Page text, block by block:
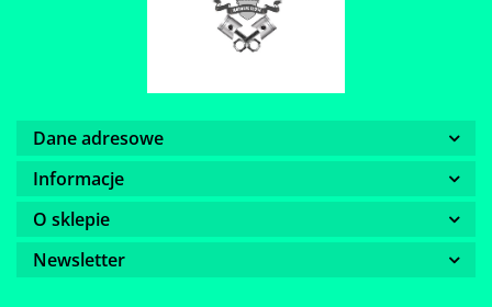
Dane adresowe
Informacje
O sklepie
Newsletter